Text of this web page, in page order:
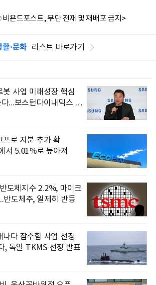
욘드포스트, 무단 전재 및 재배포 금지>
활·문화 리스트 바로가기
봇 사업 미래성장 핵심
...보스턴다이내믹스 출
프로 지분 추가 확
서 5.01%로 높아져
도체지수 2.2%, 마이크
반도체주, 일제히 반등
나다 잠수함 사업 선정
, 독일 TKMS 선정 발표